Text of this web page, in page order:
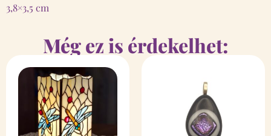
3,8×3,5 cm
Még ez is érdekelhet: